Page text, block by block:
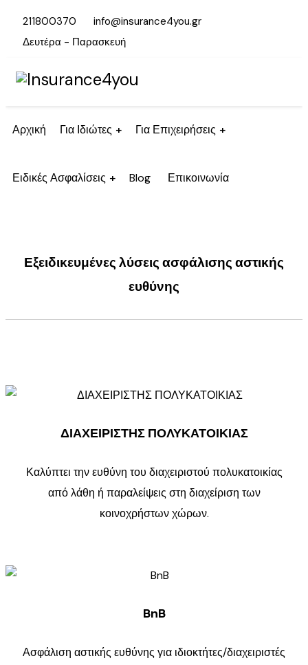
211800370
info@insurance4you.gr
Δευτέρα - Παρασκευή
Αρχική Για Ιδιώτες Για Επιχειρήσεις
Ειδικές Ασφαλίσεις Blog Επικοινωνία
Εξειδικευμένες λύσεις ασφάλισης αστικής
ευθύνης
ΔΙΑΧΕΙΡΙΣΤΗΣ ΠΟΛΥΚΑΤΟΙΚΙΑΣ
Καλύπτει την ευθύνη του διαχειριστού πολυκατοικίας
από λάθη ή παραλείψεις στη διαχείριση των
κοινοχρήστων χώρων.
BnB
Ασφάλιση αστικής ευθύνης για ιδιοκτήτες/διαχειριστές